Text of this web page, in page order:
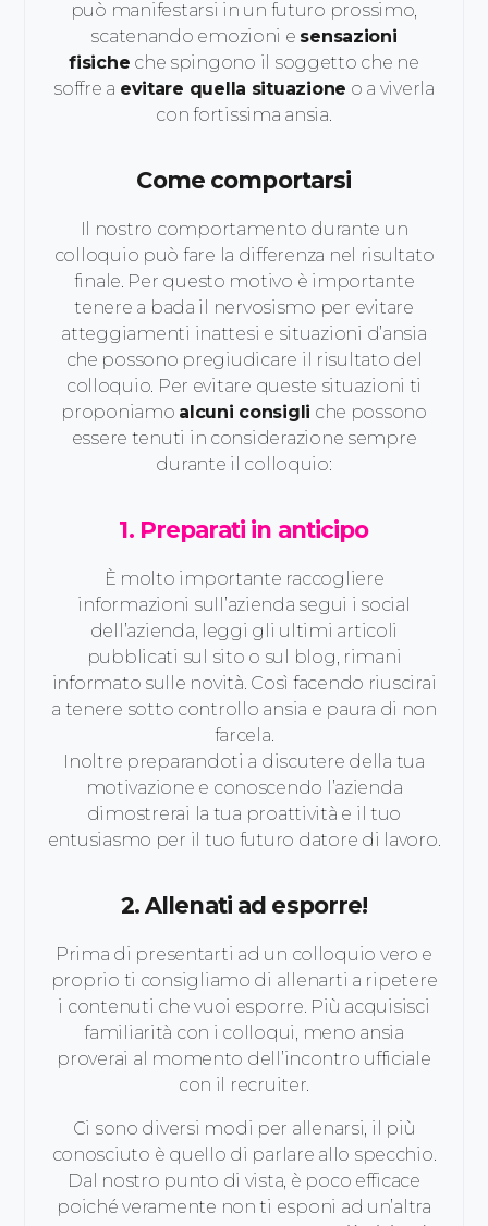
può manifestarsi in un futuro prossimo,
scatenando emozioni e sensazioni
fisiche che spingono il soggetto che ne
soffre a evitare quella situazione o a viverla
con fortissima ansia.
Come comportarsi
Il nostro comportamento durante un
colloquio può fare la differenza nel risultato
finale. Per questo motivo è importante
tenere a bada il nervosismo per evitare
atteggiamenti inattesi e situazioni d’ansia
che possono pregiudicare il risultato del
colloquio. Per evitare queste situazioni ti
proponiamo alcuni consigli che possono
essere tenuti in considerazione sempre
durante il colloquio:
1. Preparati in anticipo
È molto importante raccogliere
informazioni sull’azienda segui i social
dell’azienda, leggi gli ultimi articoli
pubblicati sul sito o sul blog, rimani
informato sulle novità. Così facendo riuscirai
a tenere sotto controllo ansia e paura di non
farcela.
Inoltre preparandoti a discutere della tua
motivazione e conoscendo l’azienda
dimostrerai la tua proattività e il tuo
entusiasmo per il tuo futuro datore di lavoro.
2. Allenati ad esporre!
Prima di presentarti ad un colloquio vero e
proprio ti consigliamo di allenarti a ripetere
i contenuti che vuoi esporre. Più acquisisci
familiarità con i colloqui, meno ansia
proverai al momento dell’incontro ufficiale
con il recruiter.
Ci sono diversi modi per allenarsi, il più
conosciuto è quello di parlare allo specchio.
Dal nostro punto di vista, è poco efficace
poiché veramente non ti esponi ad un’altra